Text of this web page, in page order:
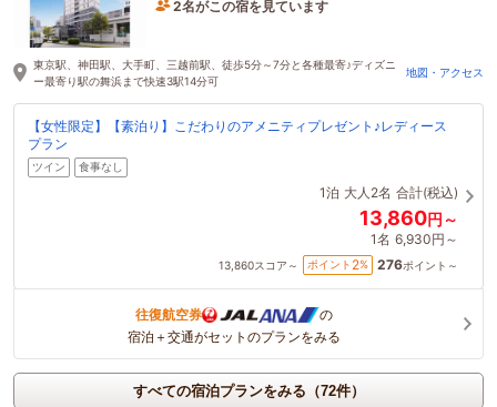
2時間前に予約されました
東京駅、神田駅、大手町、三越前駅、徒歩5分～7分と各種最寄♪ディズニ
ー最寄り駅の舞浜まで快速3駅14分可
地図・アクセス
【女性限定】【素泊り】こだわりのアメニティプレゼント♪レディース
プラン
ツイン 食事なし
1泊 大人2名 合計(税込)
13,860円～
1名 6,930円～
13,860スコア～ ポイント 2% 276ポイント～
往復航空券
の
宿泊＋交通がセットのプランをみる
すべての宿泊プランをみる（72件）